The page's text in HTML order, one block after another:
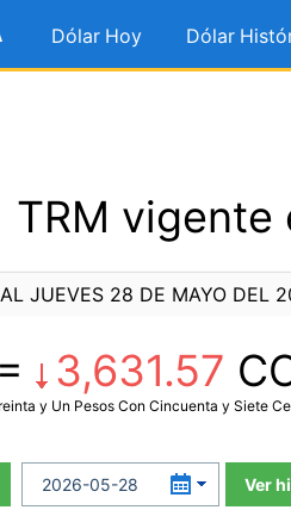
Dólar Hoy Dólar
TRM vigente
JUEVES 28 DE MAYO DEL
3,631.57
y Un Pesos Con Cincuenta y Siete
Ver